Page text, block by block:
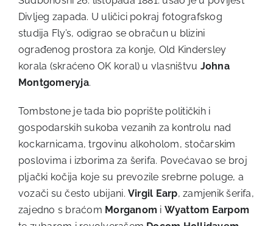
Divljeg zapada. U uličici pokraj fotografskog
studija Fly’s, odigrao se obračun u blizini
ograđenog prostora za konje, Old Kindersley
korala (skraćeno OK koral) u vlasništvu Johna
Montgomeryja.
Tombstone je tada bio poprište političkih i
gospodarskih sukoba vezanih za kontrolu nad
kockarnicama, trgovinu alkoholom, stočarskim
poslovima i izborima za šerifa. Povećavao se broj
pljački kočija koje su prevozile srebrne poluge, a
vozači su često ubijani. Virgil Earp, zamjenik šerifa,
zajedno s braćom Morganom i Wyattom Earpom